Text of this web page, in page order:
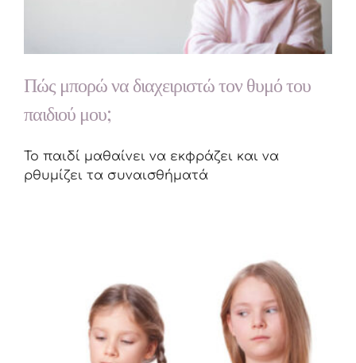
Πώς μπορώ να διαχειριστώ τον θυμό του
παιδιού μου;
Το παιδί μαθαίνει να εκφράζει και να
ρθυμίζει τα συναισθήματά